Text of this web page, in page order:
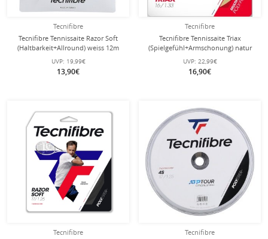
Tecnifibre
Tecnifibre Tennissaite Razor Soft
(Haltbarkeit+Allround) weiss 12m
Set
UVP: 19,99€
13,90€
Tecnifibre
Tecnifibre Tennissaite Triax
(Spielgefühl+Armschonung) natur
12m Set
UVP: 22,99€
16,90€
Tecnifibre
Tecnifibre